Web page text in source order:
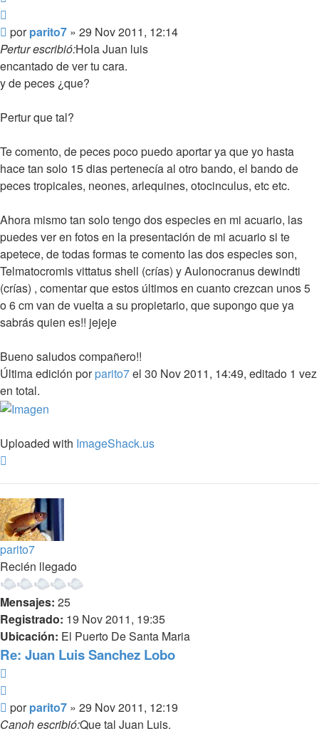
Mensaje
porparito7 » 29 Nov 2011, 12:14
Pertur escribió:Hola Juan luis
encantado de ver tu cara.
y de peces ¿que?
Pertur que tal?
Te comento, de peces poco puedo aportar ya que yo hasta
hace tan solo 15 dias pertenecía al otro bando, el bando de
peces tropicales, neones, arlequines, otocinculus, etc etc.
Ahora mismo tan solo tengo dos especies en mi acuario, las
puedes ver en fotos en la presentación de mi acuario si te
apetece, de todas formas te comento las dos especies son,
Telmatocromis vittatus shell (crías) y Aulonocranus dewindti
(crías) , comentar que estos últimos en cuanto crezcan unos 5
o 6 cm van de vuelta a su propietario, que supongo que ya
sabrás quien es!! jejeje
Bueno saludos compañero!!
Última edición porparito7el 30 Nov 2011, 14:49, editado 1 vez
en total.
Uploaded with ImageShack.us
parito7
Recién llegado
Mensajes: 25
Registrado: 19 Nov 2011, 19:35
Ubicación: El Puerto De Santa Maria
Re: Juan Luis Sanchez Lobo
Mensaje
porparito7 » 29 Nov 2011, 12:19
Canoh escribió:Que tal Juan Luis.